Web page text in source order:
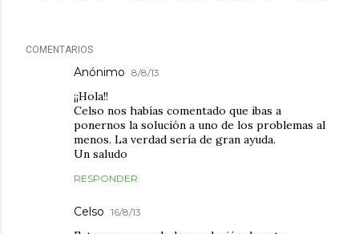
COMENTARIOS
Anónimo 8/8/13
¡¡Hola!!
Celso nos habías comentado que ibas a
ponernos la solución a uno de los problemas al
menos. La verdad sería de gran ayuda.
Un saludo
RESPONDER
Celso 16/8/13